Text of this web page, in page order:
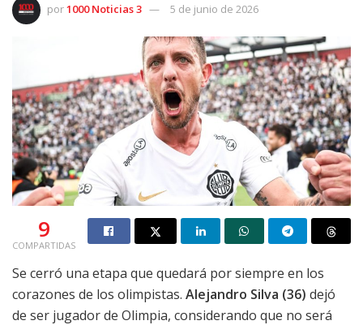
por1000 Noticias 3 5 de junio de 2026
9
COMPARTIDAS
Se cerró una etapa que quedará por siempre en los
corazones de los olimpistas. Alejandro Silva (36) dejó
de ser jugador de Olimpia, considerando que no será